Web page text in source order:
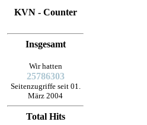
KVN - Counter
Insgesamt
Wir hatten
25786303
Seitenzugriffe seit 01.
März 2004
Total Hits